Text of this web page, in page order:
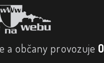
a občany provozuje